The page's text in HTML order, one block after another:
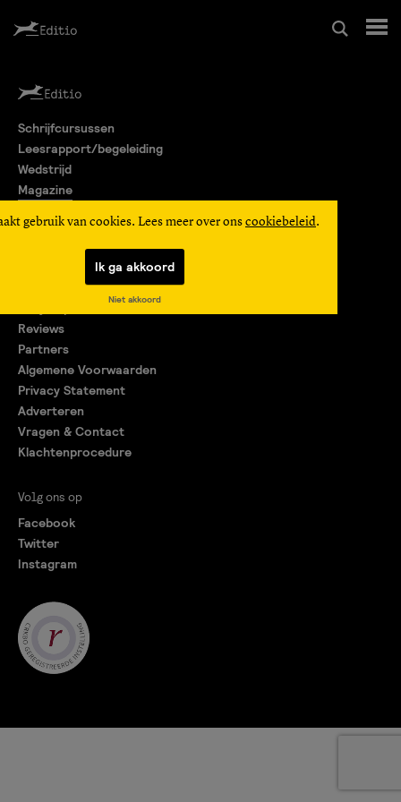
Leesrapport/begeleiding
Wedstrijd
Editio Producties
gebruik van cookies. Lees meer over ons cookiebeleid.
Ik ga akkoord
Niet akkoord
Schrijfcursussen
Leesrapport/begeleiding
Wedstrijd
Magazine
Reviews
Partners
Algemene Voorwaarden
Privacy Statement
Adverteren
Vragen & Contact
Klachtenprocedure
Volg ons op
Facebook
Twitter
Instagram